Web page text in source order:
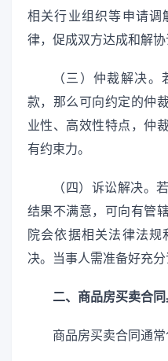
相关行业组织等申请调
律，促成双方达成和解协
（三）仲裁解决
款，那么可向约定的仲
业性、高效性特点，仲
有约束力。
（四）诉讼解决。
结果不满意，可向有管
院会依据相关法律法规
决。当事人需准备好充分
二、商品房买卖合
商品房买卖合同通常